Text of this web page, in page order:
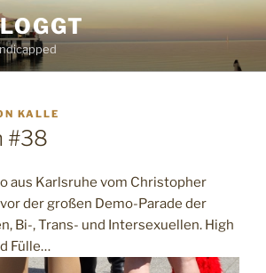
KALLE
#38
aus Karlsruhe vom Christopher
der großen Demo-Parade der
Bi-, Trans- und Intersexuellen. High
Fülle…